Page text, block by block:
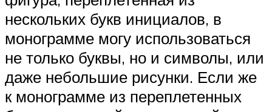
нескольких букв инициалов, в
монограмме могу использоваться
не только буквы, но и символы, или
даже небольшие рисунки. Если же
к монограмме из переплетенных